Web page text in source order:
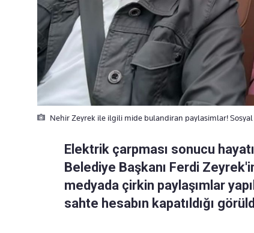
Nehir Zeyrek ile ilgili mide bulandiran paylasimlar!
Elektrik çarpması sonucu
Belediye Başkanı Ferdi
medyada çirkin paylaşımlar
sahte hesabın kapatıldığı